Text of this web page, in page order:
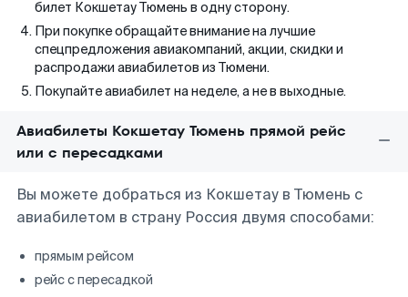
билет Кокшетау Тюмень в одну сторону.
При покупке обращайте внимание на лучшие
спецпредложения авиакомпаний, акции, скидки и
распродажи авиабилетов из Тюмени.
Покупайте авиабилет на неделе, а не в выходные.
Авиабилеты Кокшетау Тюмень прямой рейс
или с пересадками
Вы можете добраться из Кокшетау в Тюмень с
авиабилетом в страну Россия двумя способами:
прямым рейсом
рейс с пересадкой